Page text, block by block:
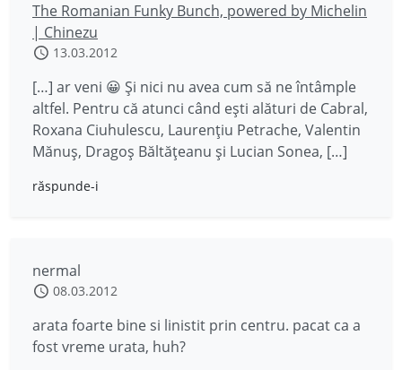
The Romanian Funky Bunch, powered by Michelin
| Chinezu
13.03.2012
[…] ar veni 😀 Și nici nu avea cum să ne întâmple
altfel. Pentru că atunci când ești alături de Cabral,
Roxana Ciuhulescu, Laurențiu Petrache, Valentin
Mănuș, Dragoș Băltățeanu și Lucian Sonea, […]
răspunde-i
nermal
08.03.2012
arata foarte bine si linistit prin centru. pacat ca a
fost vreme urata, huh?